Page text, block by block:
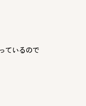
ているので